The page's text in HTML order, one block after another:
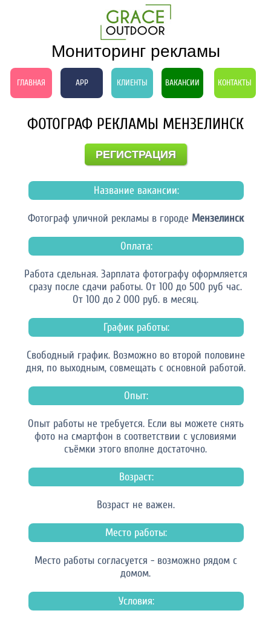
Мониторинг рекламы
ГЛАВНАЯ APP КЛИЕНТЫ ВАКАНСИИ КОНТАКТЫ
ФОТОГРАФ РЕКЛАМЫ МЕНЗЕЛИНСК
РЕГИСТРАЦИЯ
Название вакансии:
Фотограф уличной рекламы в городе Мензелинск
Оплата:
Работа сдельная. Зарплата фотографу оформляется
сразу после сдачи работы. От 100 до 500 руб час.
От 100 до 2 000 руб. в месяц.
График работы:
Свободный график. Возможно во второй половине
дня, по выходным, совмещать с основной работой.
Опыт:
Опыт работы не требуется. Если вы можете снять
фото на смартфон в соответствии с условиями
съёмки этого вполне достаточно.
Возраст:
Возраст не важен.
Место работы:
Место работы согласуется - возможно рядом с
домом.
Условия: